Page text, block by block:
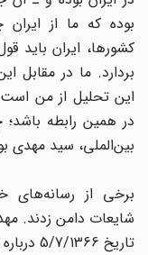
بوده که ما از ایران
کشورها، ایران باید
بردارد. ما در مقابل
این تحلیل از من
در همین رابطه باشد؛
بین‌الملی، سید مهدی
برخی از رسانه‌های
شایعات دامن زدند.
تاریخ 5/7/1366 درباره ریشه این شایعات می‌گوید: